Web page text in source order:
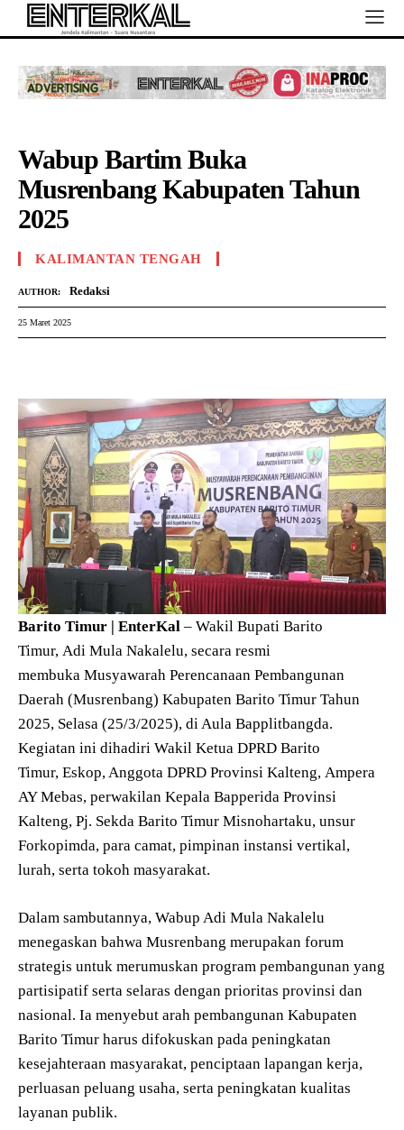
Wabup Bartim Buka
Musrenbang Kabupaten Tahun
2025
KALIMANTAN TENGAH
AUTHOR: Redaksi
25 Maret 2025
Barito Timur | EnterKal – Wakil Bupati Barito
Timur, Adi Mula Nakalelu, secara resmi
membuka Musyawarah Perencanaan Pembangunan
Daerah (Musrenbang) Kabupaten Barito Timur Tahun
2025, Selasa (25/3/2025), di Aula Bapplitbangda.
Kegiatan ini dihadiri Wakil Ketua DPRD Barito
Timur, Eskop, Anggota DPRD Provinsi Kalteng, Ampera
AY Mebas, perwakilan Kepala Bapperida Provinsi
Kalteng, Pj. Sekda Barito Timur Misnohartaku, unsur
Forkopimda, para camat, pimpinan instansi vertikal,
lurah, serta tokoh masyarakat.
Dalam sambutannya, Wabup Adi Mula Nakalelu
menegaskan bahwa Musrenbang merupakan forum
strategis untuk merumuskan program pembangunan yang
partisipatif serta selaras dengan prioritas provinsi dan
nasional. Ia menyebut arah pembangunan Kabupaten
Barito Timur harus difokuskan pada peningkatan
kesejahteraan masyarakat, penciptaan lapangan kerja,
perluasan peluang usaha, serta peningkatan kualitas
layanan publik.